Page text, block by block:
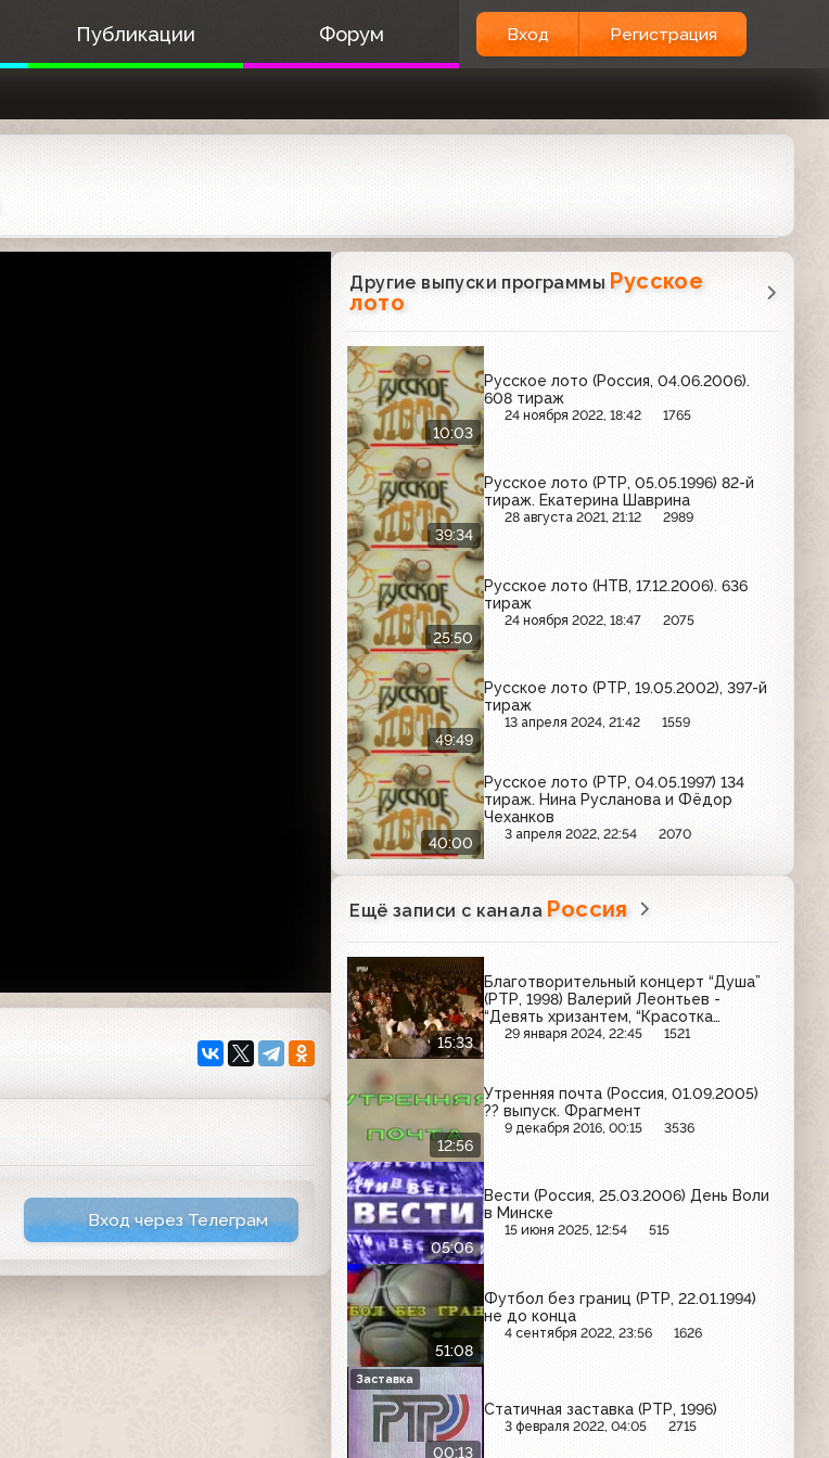
Публикации Форум Вход Регистрация
Вход через Телеграм
Другие выпуски программы Русское
лото
10:03
Русское лото (Россия, 04.06.2006).
608 тираж
24 ноября 2022, 18:42 1765
39:34
Русское лото (РТР, 05.05.1996) 82-й
тираж. Екатерина Шаврина
28 августа 2021, 21:12 2989
25:50
Русское лото (НТВ, 17.12.2006). 636
тираж
24 ноября 2022, 18:47 2075
49:49
Русское лото (РТР, 19.05.2002), 397-й
тираж
13 апреля 2024, 21:42 1559
40:00
Русское лото (РТР, 04.05.1997) 134
тираж. Нина Русланова и Фёдор
Чеханков
3 апреля 2022, 22:54 2070
Ещё записи с канала Россия
15:33
Благотворительный концерт “Душа”
(РТР, 1998) Валерий Леонтьев -
“Девять хризантем, “Красотка
Лолита”, “Ты меня не забывай”
29 января 2024, 22:45 1521
12:56
Утренняя почта (Россия, 01.09.2005)
?? выпуск. Фрагмент
9 декабря 2016, 00:15 3536
05:06
Вести (Россия, 25.03.2006) День Воли
в Минске
15 июня 2025, 12:54 515
51:08
Футбол без границ (РТР, 22.01.1994)
не до конца
4 сентября 2022, 23:56 1626
00:13
Статичная заставка (РТР, 1996)
3 февраля 2022, 04:05 2715
Заставка